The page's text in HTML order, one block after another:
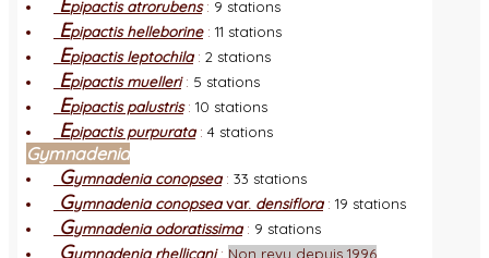
pipactis atrorubens: 9 stations
Epipactis helleborine: 11 stations
Epipactis leptochila: 2 stations
Epipactis muelleri: 5 stations
Epipactis palustris: 10 stations
Epipactis purpurata: 4 stations
Gymnadenia
Gymnadenia conopsea: 33 stations
Gymnadenia conopseavar. densiflora: 19 stations
Gymnadenia odoratissima: 9 stations
Gymnadenia rhellicani: Non revu depuis 1996